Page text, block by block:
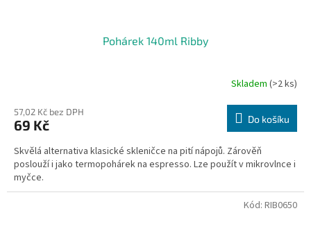
Pohárek 140ml Ribby
Skladem (>2 ks)
57,02 Kč bez DPH
69 Kč Do košíku
Skvělá alternativa klasické skleničce na pití nápojů. Zárověň
poslouží i jako termopohárek na espresso. Lze použít v mikrovlnce i
myčce.
Kód: RIB0650